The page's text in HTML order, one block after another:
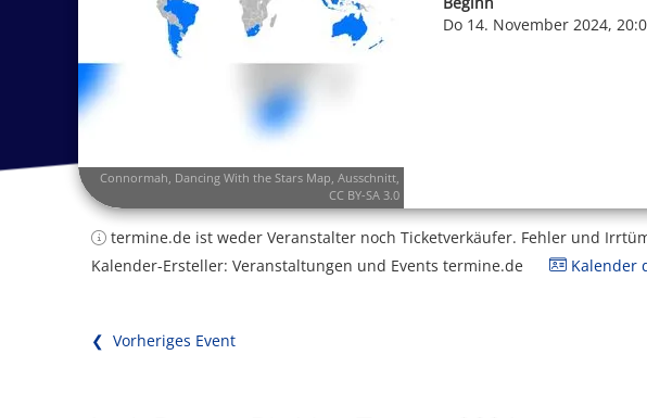
Connormah, Dancing With the Stars Map, Ausschnitt,
CC BY-SA 3.0
Do 14. November 2024,
termine.de ist weder Veranstalter noch Ticketverkäufer. Fehler und
Kalender-Ersteller: Veranstaltungen und Events termine.de
Kalender
❮ Vorheriges Event